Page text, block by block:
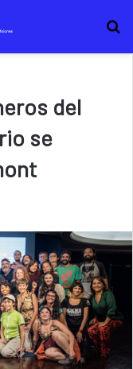
del
se